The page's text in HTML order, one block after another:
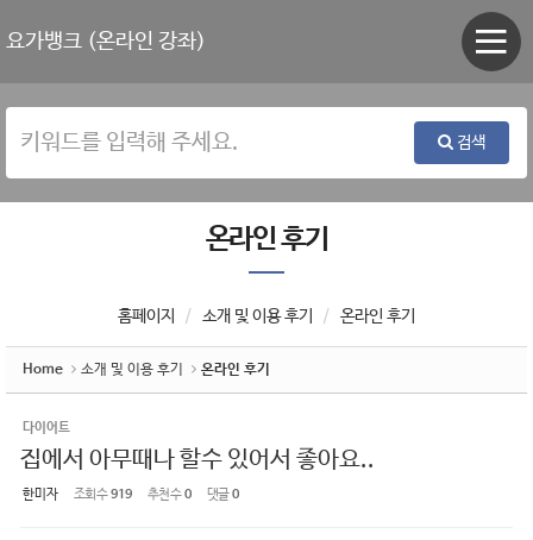
요가뱅크 (온라인 강좌)
검색
온라인 후기
홈페이지 소개 및 이용 후기 온라인 후기
Home 소개 및 이용 후기 온라인 후기
다이어트
집에서 아무때나 할수 있어서 좋아요..
한미자 조회 수919 추천 수0 댓글0